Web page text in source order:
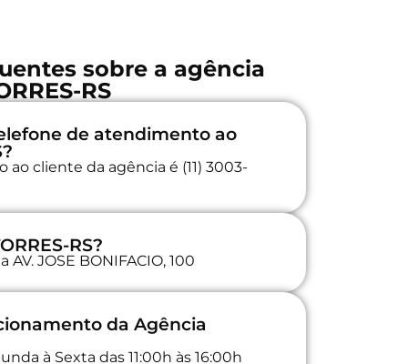
sobre a agência
RS
de atendimento ao
cliente da agência é (11) 3003-
RS?
JOSE BONIFACIO, 100
da Agência
à Sexta das 11:00h às 16:00h